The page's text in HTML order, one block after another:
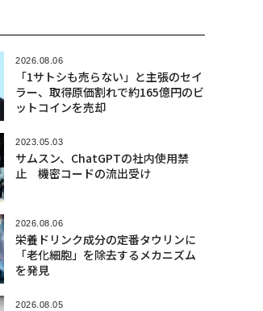
2026.08.06
「1サトシも売らない」と主張のセイ
ラー、取得原価割れで約165億円のビ
ットコインを売却
2023.05.03
サムスン、ChatGPTの社内使用禁
止 機密コードの流出受け
2026.08.06
栄養ドリンク成分の定番タウリンに
「老化細胞」を除去するメカニズム
を発見
2026.08.05